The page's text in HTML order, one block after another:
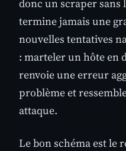
donc un scraper sans
termine jamais une
nouvelles tentatives
: marteler un hôte en
renvoie une erreur
problème et
attaque.
Le bon schéma est le